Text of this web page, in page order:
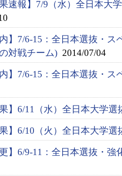
果速報】7/9（水）全日本大
内】7/6-15：全日本選抜・
対戦チーム) 2014/07/04
内】7/6-15：全日本選抜・
果】6/11（水）全日本大学
果】6/10（火）全日本大学
更】6/9-11：全日本選抜・強